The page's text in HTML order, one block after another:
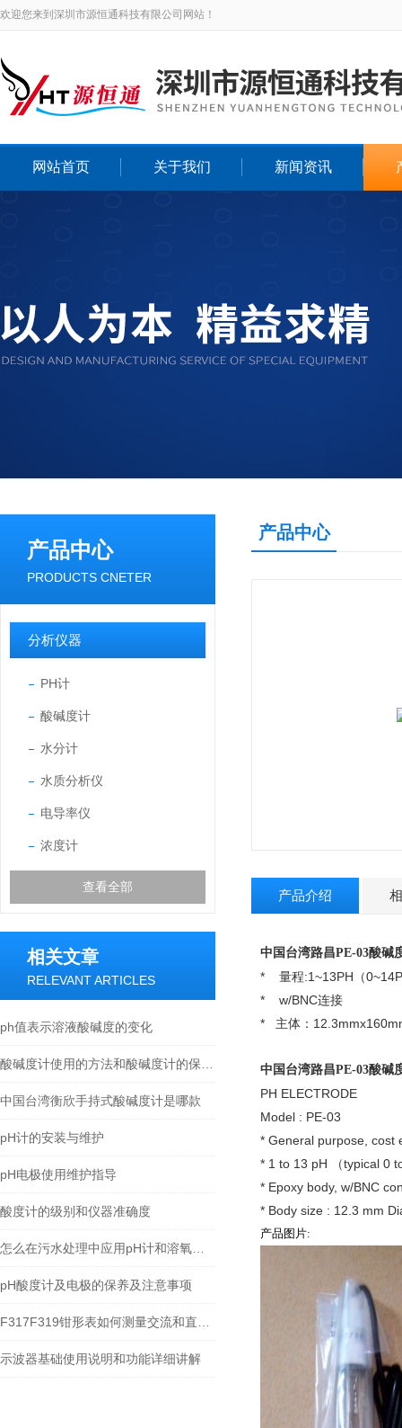
欢迎您来到深圳市源恒通科技有限公司网站！
网站首页 关于我们 新闻资讯
产品中心
PRODUCTS CNETER
分析仪器
PH计
酸碱度计
水分计
水质分析仪
电导率仪
浓度计
查看全部
相关文章
RELEVANT ARTICLES
ph值表示溶液酸碱度的变化
中国台湾衡欣手持式酸碱度计是哪款
pH计的安装与维护
pH电极使用维护指导
酸度计的级别和仪器准确度
pH酸度计及电极的保养及注意事项
示波器基础使用说明和功能详细讲解
产品中心
产品介绍
中国台湾路昌PE-03酸碱
* 量程:1~13PH（
* w/BNC连接
* 主体：
中国台湾路昌PE-03酸碱
PH ELECTRODE
Model : PE-03
* General purpose, cost
* 1 to 13 pH （typical 0
* Epoxy body, w/BNC
* Body size : 12.3 mm
产品图片: